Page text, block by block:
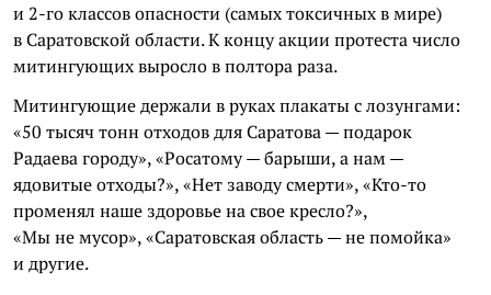
и 2-го классов опасности (самых токсичных в мире)
в Саратовской области. К концу акции протеста число
митингующих выросло в полтора раза.
Митингующие держали в руках плакаты с лозунгами:
«50 тысяч тонн отходов для Саратова — подарок
Радаева городу», «Росатому — барыши, а нам —
ядовитые отходы?», «Нет заводу смерти», «Кто-то
променял наше здоровье на свое кресло?»,
«Мы не мусор», «Саратовская область — не помойка»
и другие.